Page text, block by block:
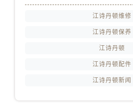
江诗丹顿维修
江诗丹顿保养
江诗丹顿
江诗丹顿配件
江诗丹顿新闻